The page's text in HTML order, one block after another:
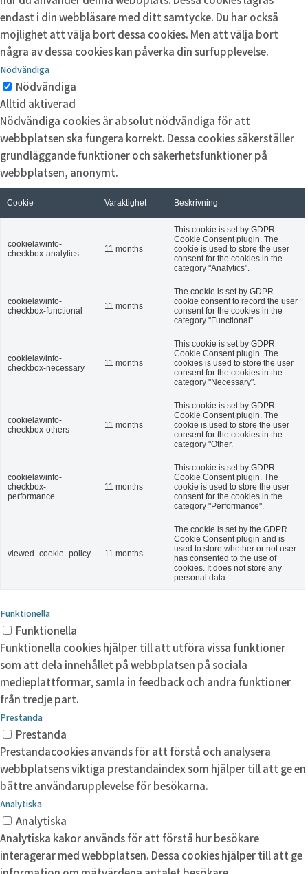
endast i din webbläsare med ditt samtycke. Du har också
möjlighet att välja bort dessa cookies. Men att välja bort
några av dessa cookies kan påverka din surfupplevelse.
Nödvändiga
Nödvändiga
Alltid aktiverad
Nödvändiga cookies är absolut nödvändiga för att
webbplatsen ska fungera korrekt. Dessa cookies säkerställer
grundläggande funktioner och säkerhetsfunktioner på
webbplatsen, anonymt.
Cookie Varaktighet Beskrivning
cookielawinfo-
checkbox-analytics
11 months
This cookie is set by GDPR
Cookie Consent plugin. The
cookie is used to store the user
consent for the cookies in the
category "Analytics".
cookielawinfo-
checkbox-functional
11 months
The cookie is set by GDPR
cookie consent to record the user
consent for the cookies in the
category "Functional".
cookielawinfo-
checkbox-necessary
11 months
This cookie is set by GDPR
Cookie Consent plugin. The
cookies is used to store the user
consent for the cookies in the
category "Necessary".
cookielawinfo-
checkbox-others
11 months
This cookie is set by GDPR
Cookie Consent plugin. The
cookie is used to store the user
consent for the cookies in the
category "Other.
cookielawinfo-
checkbox-
performance
11 months
This cookie is set by GDPR
Cookie Consent plugin. The
cookie is used to store the user
consent for the cookies in the
category "Performance".
viewed_cookie_policy 11 months
The cookie is set by the GDPR
Cookie Consent plugin and is
used to store whether or not user
has consented to the use of
cookies. It does not store any
personal data.
Funktionella
Funktionella
Funktionella cookies hjälper till att utföra vissa funktioner
som att dela innehållet på webbplatsen på sociala
medieplattformar, samla in feedback och andra funktioner
från tredje part.
Prestanda
Prestanda
Prestandacookies används för att förstå och analysera
webbplatsens viktiga prestandaindex som hjälper till att ge en
bättre användarupplevelse för besökarna.
Analytiska
Analytiska
Analytiska kakor används för att förstå hur besökare
interagerar med webbplatsen. Dessa cookies hjälper till att ge